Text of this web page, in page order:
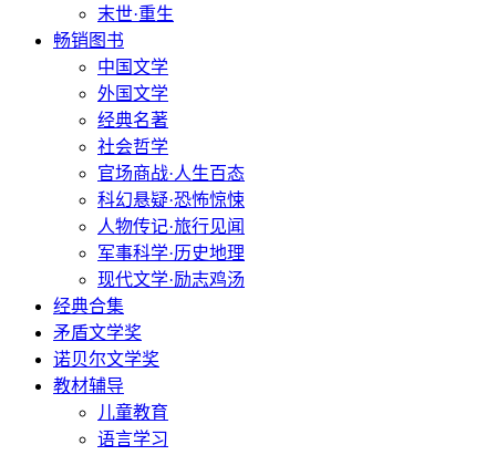
末世·重生
畅销图书
中国文学
外国文学
经典名著
社会哲学
官场商战·人生百态
科幻悬疑·恐怖惊悚
人物传记·旅行见闻
军事科学·历史地理
现代文学·励志鸡汤
经典合集
矛盾文学奖
诺贝尔文学奖
教材辅导
儿童教育
语言学习